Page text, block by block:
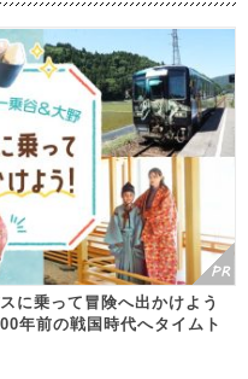
に乗って冒険へ出かけよう
年前の戦国時代へタイムト